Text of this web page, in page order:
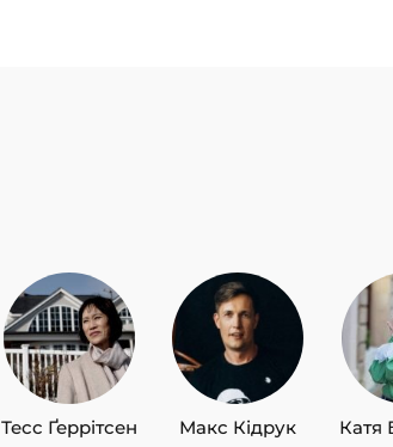
Тесс Ґеррітсен Макс Кідрук Катя